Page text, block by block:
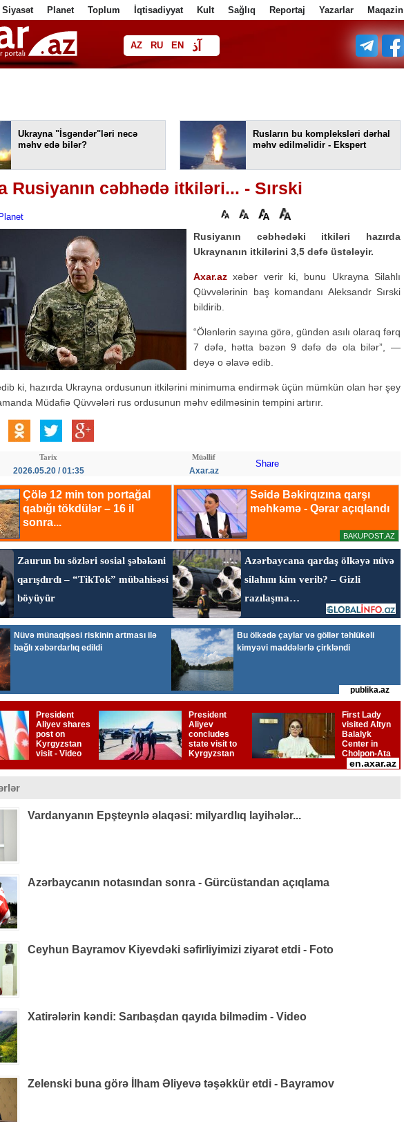
Siyasət Planet Toplum İqtisadiyyat Kult Sağlıq Reportaj Yazarlar Maqazin
AZ RU EN آذ
فا
Ukrayna "İsgəndər"ləri necə
məhv edə bilər?
Rusların bu kompleksləri dərhal
məhv edilməlidir - Ekspert
Rusiyanın cəbhədə itkiləri... - Sırski
Planet
Rusiyanın cəbhədəki itkiləri hazırda
Ukraynanın itkilərini 3,5 dəfə üstələyir.
Axar.az xəbər verir ki, bunu Ukrayna Silahlı
Qüvvələrinin baş komandanı Aleksandr Sırski
bildirib.
“Ölənlərin sayına görə, gündən asılı olaraq fərq
7 dəfə, hətta bəzən 9 dəfə də ola bilər”, —
deyə o əlavə edib.
ki, hazırda Ukrayna ordusunun itkilərini minimuma endirmək üçün mümkün olan hər şey
Müdafiə Qüvvələri rus ordusunun məhv edilməsinin tempini artırır.
Tarix
2026.05.20 / 01:35
Müəllif
Axar.az
Share
Vardanyanın Epşteynlə əlaqəsi: milyardlıq layihələr...
Azərbaycanın notasından sonra - Gürcüstandan açıqlama
Ceyhun Bayramov Kiyevdəki səfirliyimizi ziyarət etdi - Foto
Xatirələrin kəndi: Sarıbaşdan qayıda bilmədim - Video
Zelenski buna görə İlham Əliyevə təşəkkür etdi - Bayramov
Elçinin Fəxri xiyabandakı qəbirüstü abidəsi -
Foto
Elçinin Fəxri xiyabandakı qəbirüstü abidəsi -
Foto